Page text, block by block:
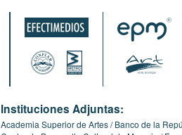
Instituciones Adjuntas:
Academia Superior de Artes Banco de la